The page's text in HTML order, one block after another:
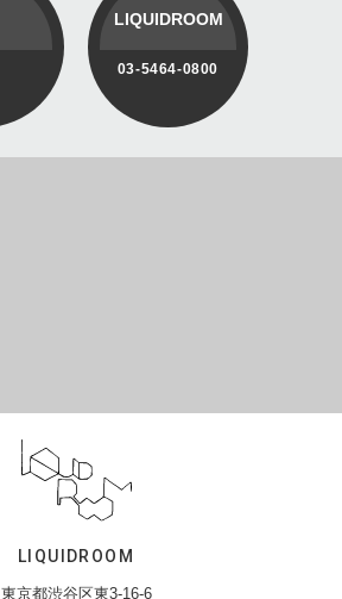
LIQUIDROOM
03-5464-0800
LIQUIDROOM
東京都渋谷区東3-16-6